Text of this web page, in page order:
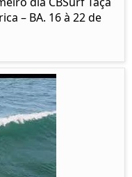
– BA. 16 à 22 de